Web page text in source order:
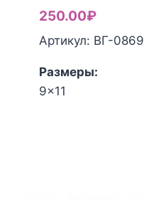
250.00₽
Артикул: ВГ-0869
Размеры:
9x11